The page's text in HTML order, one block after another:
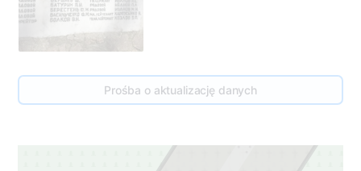
Prośba o aktualizację danych
3